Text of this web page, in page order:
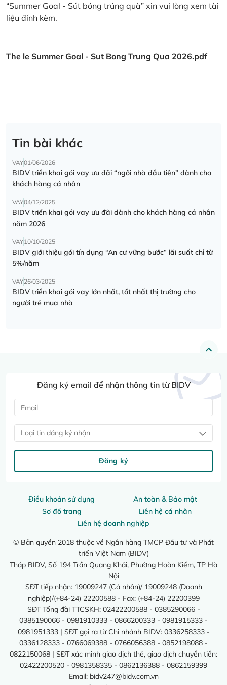
“Summer Goal - Sút bóng trúng quà” xin vui lòng xem tài
liệu đính kèm.
The le Summer Goal - Sut Bong Trung Qua 2026.pdf
Tin bài khác
VAY01/06/2026
BIDV triển khai gói vay ưu đãi “ngôi nhà đầu tiên” dành cho
khách hàng cá nhân
VAY04/12/2025
BIDV triển khai gói vay ưu đãi dành cho khách hàng cá nhân
năm 2026
VAY10/10/2025
BIDV giới thiệu gói tín dụng “An cư vững bước” lãi suất chỉ từ
5%/năm
VAY26/03/2025
BIDV triển khai gói vay lớn nhất, tốt nhất thị trường cho
người trẻ mua nhà
Điều khoản sử dụng
An toàn & Bảo mật
Sơ đồ trang
Liên hệ cá nhân
Liên hệ doanh nghiệp
© Bản quyền 2018 thuộc về Ngân hàng TMCP Đầu tư và Phát
triển Việt Nam (BIDV)
Tháp BIDV, Số 194 Trần Quang Khải, Phường Hoàn Kiếm, TP Hà
Nội
SĐT tiếp nhận: 19009247 (Cá nhân)/ 19009248 (Doanh
nghiệp)/(+84-24) 22200588 - Fax: (+84-24) 22200399
SĐT Tổng đài TTCSKH: 02422200588 - 0385290066 -
0385190066 - 0981910333 - 0866200333 - 0981915333 -
0981951333 | SĐT gọi ra từ Chi nhánh BIDV: 0336258333 -
0336128333 - 0766069388 - 0766056388 - 0852198088 -
0822150068 | SĐT xác minh giao dịch thẻ, giao dịch chuyển tiền:
02422200520 - 0981358335 - 0862136388 - 0862159399
Email: bidv247@bidv.com.vn
Đăng ký email để nhận thông tin từ BIDV
Loại tin đăng ký nhận
Đăng ký